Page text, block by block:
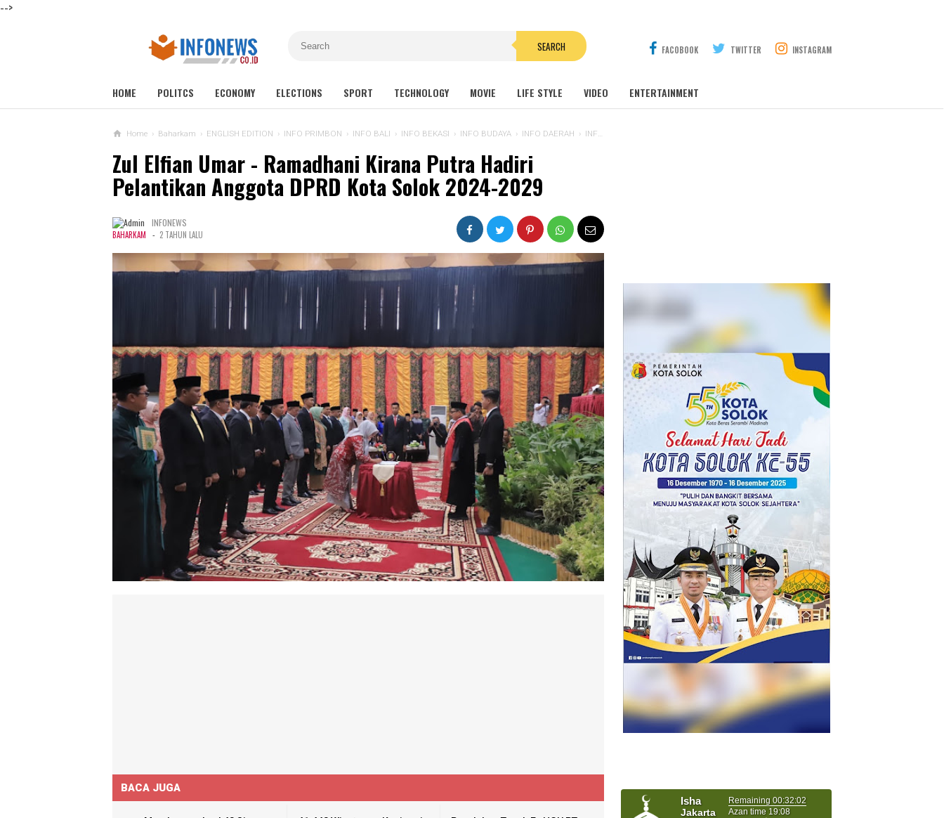
-->
SEARCH FACOBOOK TWITTER INSTAGRAM
HOME POLITCS ECONOMY ELECTIONS SPORT TECHNOLOGY MOVIE LIFE STYLE VIDEO ENTERTAINMENT
Home › Baharkam › ENGLISH EDITION › INFO PRIMBON › INFO BALI › INFO BEKASI › INFO BUDAYA › INFO DAERAH › INFO KRIMINAL
Zul Elfian Umar - Ramadhani Kirana Putra Hadiri
Pelantikan Anggota DPRD Kota Solok 2024-2029
INFONEWS
BAHARKAM - 2 TAHUN LALU
BACA JUGA